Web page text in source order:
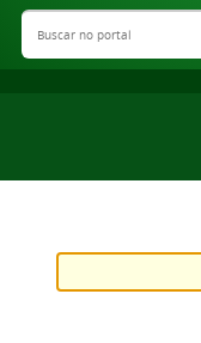
Buscar no portal